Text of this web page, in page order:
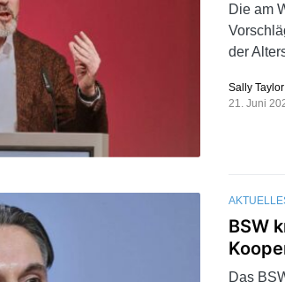
Die am
der
Sally Taylor
21. Juni
BSW
Das